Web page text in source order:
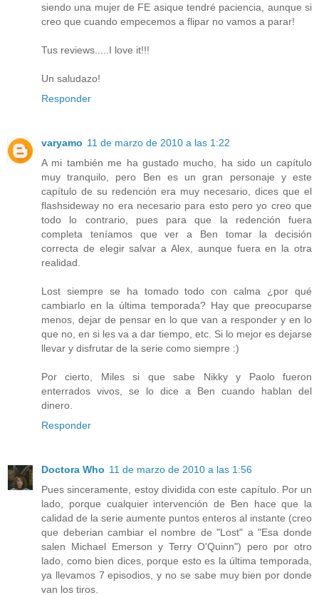
siendo una mujer de FE asique tendré paciencia, aunque si
creo que cuando empecemos a flipar no vamos a parar!
Tus reviews.....I love it!!!
Un saludazo!
Responder
varyamo 11 de marzo de 2010 a las 1:22
A mi también me ha gustado mucho, ha sido un capítulo
muy tranquilo, pero Ben es un gran personaje y este
capítulo de su redención era muy necesario, dices que el
flashsideway no era necesario para esto pero yo creo que
todo lo contrario, pues para que la redención fuera
completa teníamos que ver a Ben tomar la decisión
correcta de elegir salvar a Alex, aunque fuera en la otra
realidad.
Lost siempre se ha tomado todo con calma ¿por qué
cambiarlo en la última temporada? Hay que preocuparse
menos, dejar de pensar en lo que van a responder y en lo
que no, en si les va a dar tiempo, etc. Si lo mejor es dejarse
llevar y disfrutar de la serie como siempre :)
Por cierto, Miles si que sabe Nikky y Paolo fueron
enterrados vivos, se lo dice a Ben cuando hablan del
dinero.
Responder
Doctora Who 11 de marzo de 2010 a las 1:56
Pues sinceramente, estoy dividida con este capítulo. Por un
lado, porque cualquier intervención de Ben hace que la
calidad de la serie aumente puntos enteros al instante (creo
que deberian cambiar el nombre de "Lost" a "Esa donde
salen Michael Emerson y Terry O'Quinn") pero por otro
lado, como bien dices, porque esto es la última temporada,
ya llevamos 7 episodios, y no se sabe muy bien por donde
van los tiros.